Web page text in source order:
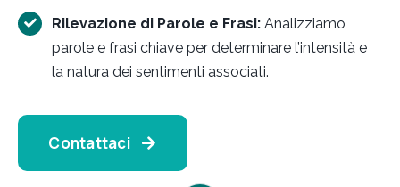
Rilevazione di Parole e Frasi: Analizziamo
parole e frasi chiave per determinare l’intensità e
la natura dei sentimenti associati.
Contattaci